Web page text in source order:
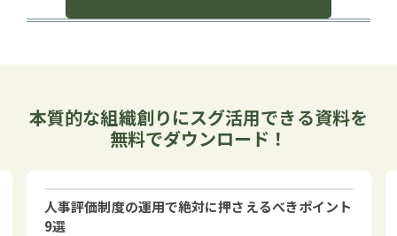
本質的な組織創りにスグ活用できる資料を
無料でダウンロード！
人事評価制度の運用で絶対に押さえるべきポイント
9選